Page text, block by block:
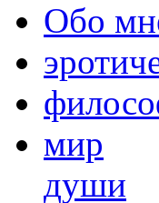
Обо
мир
души